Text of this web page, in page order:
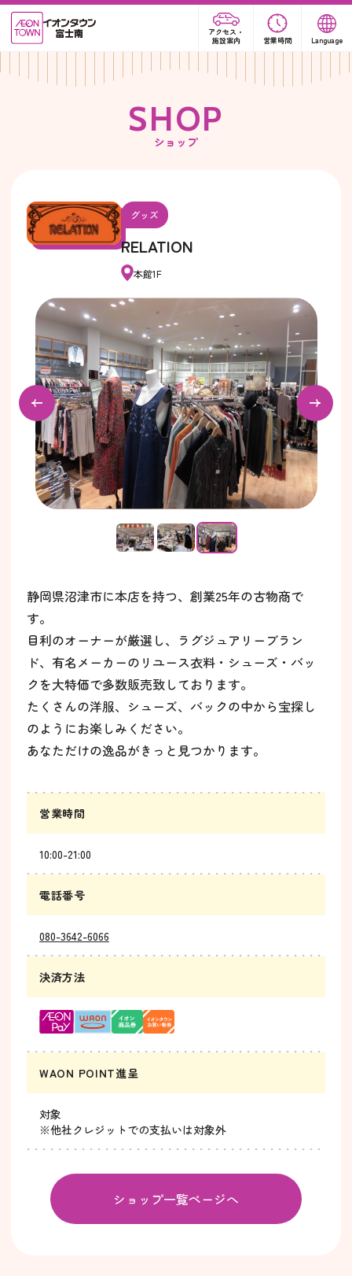
アクセス・
施設案内
営業時間 Language
SHOP
ショップ
グッズ
RELATION
本館1F
静岡県沼津市に本店を持つ、創業25年の古物商で
す。
目利のオーナーが厳選し、ラグジュアリーブラン
ド、有名メーカーのリユース衣料・シューズ・バッ
クを大特価で多数販売致しております。
たくさんの洋服、シューズ、バックの中から宝探し
のようにお楽しみください。
あなただけの逸品がきっと見つかります。
営業時間
10:00-21:00
電話番号
080-3642-6066
決済方法
WAON POINT進呈
対象
※他社クレジットでの支払いは対象外
ショップ一覧ページへ